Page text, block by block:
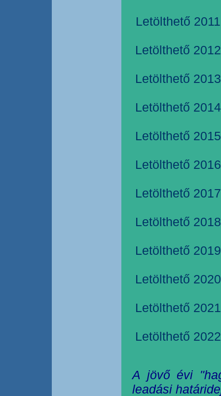
Letölthető
Letölthető
Letölthető
Letölthető
Letölthető
Letölthető
Letölthető
Letölthető
Letölthető
Letölthető
Letölthető
Letölthető
A jövő évi
leadási